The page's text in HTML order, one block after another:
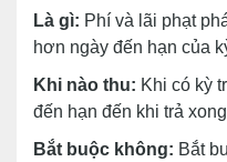
Là gì: Phí và lãi phạt
hơn ngày đến hạn của
Khi nào thu: Khi có kỳ
đến hạn đến khi trả
Bắt buộc không: Bắt